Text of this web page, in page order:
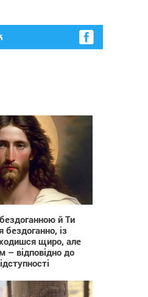
й Ти
бездоганно, із
щиро, але
– відповідно до